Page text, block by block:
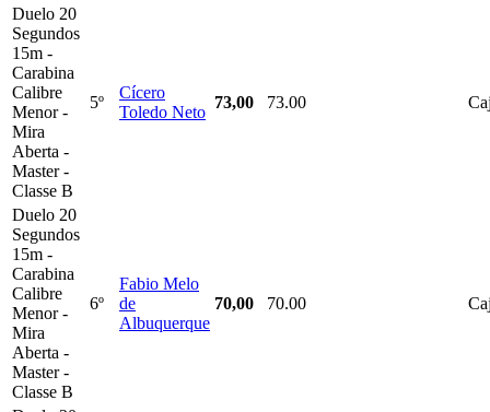
Duelo 20
Segundos
15m -
Carabina
Calibre
Menor -
Mira
Aberta -
Master -
Classe B
5º
Cícero
Toledo Neto
73,00 73.00
Duelo 20
Segundos
15m -
Carabina
Calibre
Menor -
Mira
Aberta -
Master -
Classe B
6º
Fabio Melo
de
Albuquerque
70,00 70.00